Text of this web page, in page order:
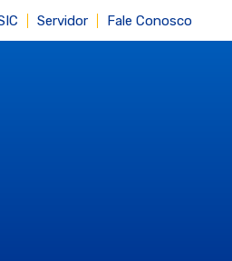
Servidor Fale Conosco